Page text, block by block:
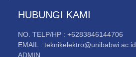
HUBUNGI KAMI
NO. TELP/HP : +6283846144706
EMAIL : teknikelektro@unibabwi.ac.id
ADMIN